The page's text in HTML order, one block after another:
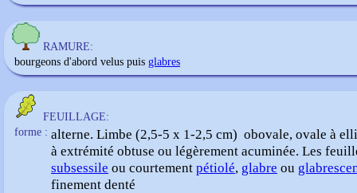
RAMURE:
bourgeons d'abord velus puis glabres
FEUILLAGE:
forme : alterne. Limbe (2,5-5 x 1-2,5 cm) obovale, ovale à
à extrémité obtuse ou légèrement acuminée. Les
subsessile ou courtement pétiolé, glabre ou
finement denté